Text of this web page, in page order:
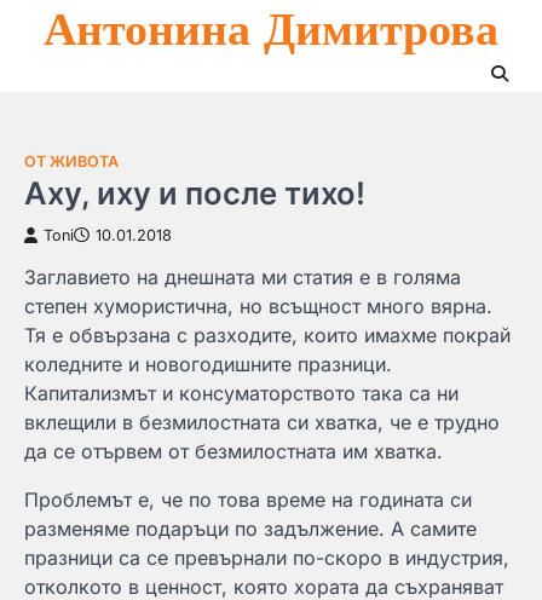
Антонина Димитрова
ОТ ЖИВОТА
Аху, иху и после тихо!
Toni 10.01.2018
Заглавието на днешната ми статия е в голяма
степен хумористична, но всъщност много вярна.
Тя е обвързана с разходите, които имахме покрай
коледните и новогодишните празници.
Капитализмът и консуматорството така са ни
вклещили в безмилостната си хватка, че е трудно
да се отървем от безмилостната им хватка.
Проблемът е, че по това време на годината си
разменяме подаръци по задължение. А самите
празници са се превърнали по-скоро в индустрия,
отколкото в ценност, която хората да съхраняват